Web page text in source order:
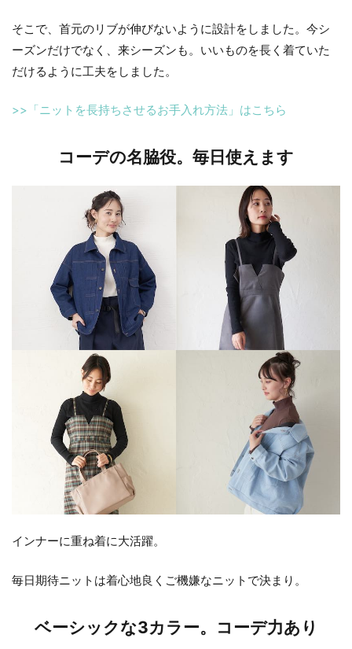
そこで、首元のリブが伸びないように設計をしました。今シ
ーズンだけでなく、来シーズンも。いいものを長く着ていた
だけるように工夫をしました。
>>「ニットを長持ちさせるお手入れ方法」はこちら
コーデの名脇役。毎日使えます
インナーに重ね着に大活躍。
毎日期待ニットは着心地良くご機嫌なニットで決まり。
ベーシックな3カラー。コーデ力あり